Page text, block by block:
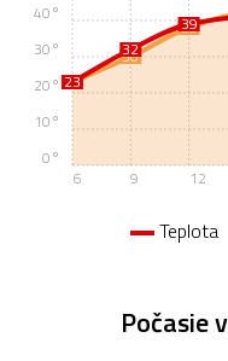
23
30
38
23
32
39
6 9 12
0°
10°
20°
30°
40°
Teplota
Počasie